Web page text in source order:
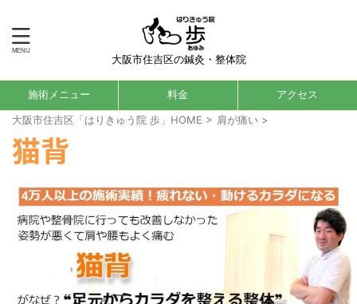
大阪市住吉区の鍼灸・整体院
施術メニュー 料金 アクセス
大阪市住吉区「はりきゅう院 歩」HOME > 肩が痛い >
猫背